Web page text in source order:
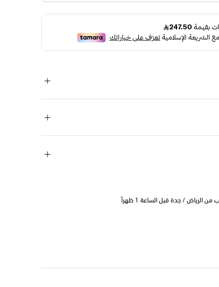
الرياض / جدة قبل الساعة 1 ظهراً